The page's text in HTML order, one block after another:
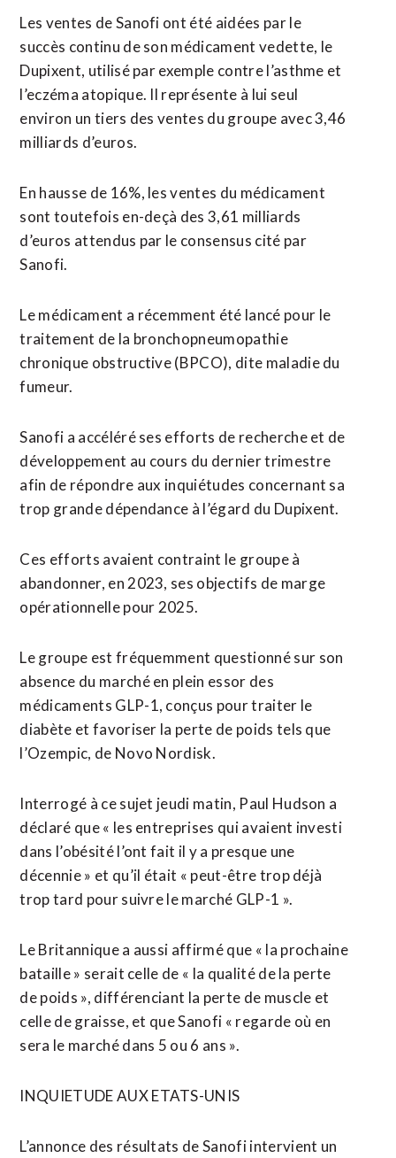
Les ventes de Sanofi ont été aidées par le
succès continu de son médicament vedette, le
Dupixent, utilisé par exemple contre l’asthme et
l’eczéma atopique. Il représente à lui seul
environ un tiers des ventes du groupe avec 3,46
milliards d’euros.
En hausse de 16%, les ventes du médicament
sont toutefois en-deçà des 3,61 milliards
d’euros attendus par le consensus cité par
Sanofi.
Le médicament a récemment été lancé pour le
traitement de la bronchopneumopathie
chronique obstructive (BPCO), dite maladie du
fumeur.
Sanofi a accéléré ses efforts de recherche et de
développement au cours du dernier trimestre
afin de répondre aux inquiétudes concernant sa
trop grande dépendance à l’égard du Dupixent.
Ces efforts avaient contraint le groupe à
abandonner, en 2023, ses objectifs de marge
opérationnelle pour 2025.
Le groupe est fréquemment questionné sur son
absence du marché en plein essor des
médicaments GLP-1, conçus pour traiter le
diabète et favoriser la perte de poids tels que
l’Ozempic, de Novo Nordisk.
Interrogé à ce sujet jeudi matin, Paul Hudson a
déclaré que « les entreprises qui avaient investi
dans l’obésité l’ont fait il y a presque une
décennie » et qu’il était « peut-être trop déjà
trop tard pour suivre le marché GLP-1 ».
Le Britannique a aussi affirmé que « la prochaine
bataille » serait celle de « la qualité de la perte
de poids », différenciant la perte de muscle et
celle de graisse, et que Sanofi « regarde où en
sera le marché dans 5 ou 6 ans ».
INQUIETUDE AUX ETATS-UNIS
L’annonce des résultats de Sanofi intervient un